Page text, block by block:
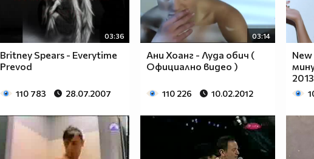
03:36
Britney Spears - Everytime
Prevod
110 783 28.07.2007
03:14
Ани Хоанг - Луда обич (
Официално видео )
110 226 10.02.2012
2013